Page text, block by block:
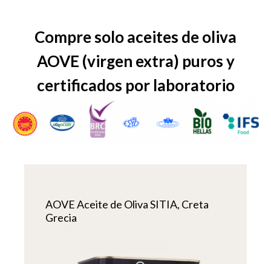
Compre solo aceites de oliva
AOVE (virgen extra) puros y
certificados por laboratorio
AOVE Aceite de Oliva SITIA, Creta
Grecia